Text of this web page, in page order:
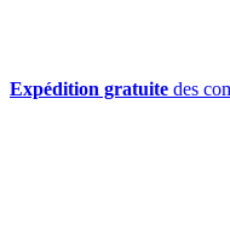
Expédition gratuite des